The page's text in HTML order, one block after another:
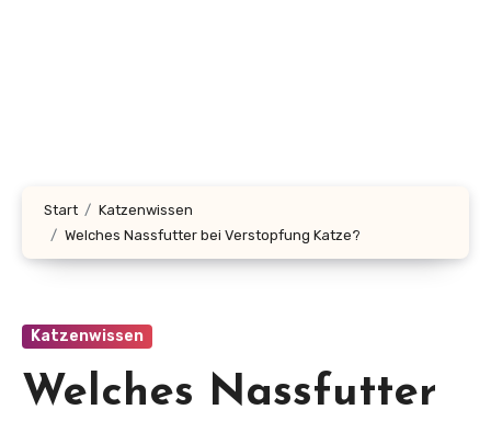
Start
Katzenwissen
Welches Nassfutter bei Verstopfung Katze?
Katzenwissen
Welches Nassfutter